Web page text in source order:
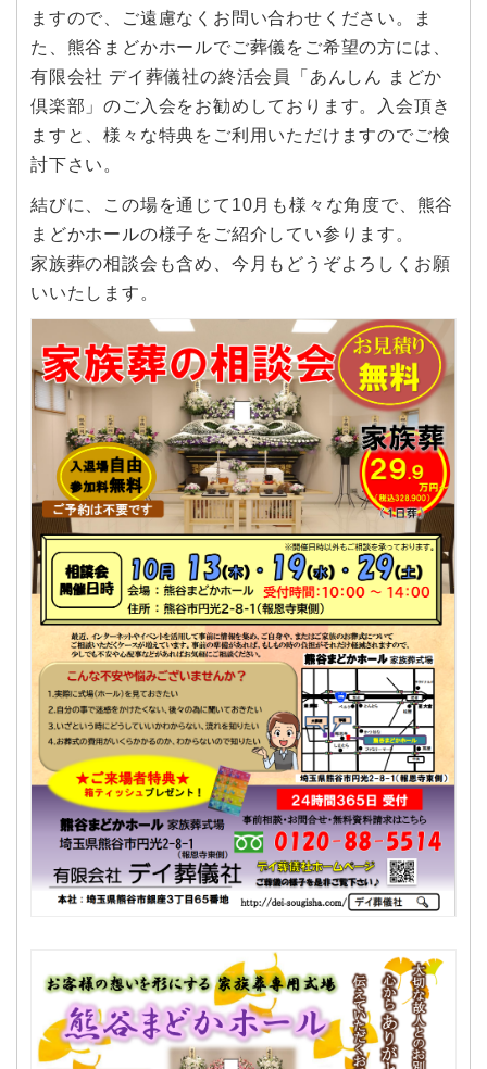
ますので、ご遠慮なくお問い合わせください。ま
た、熊谷まどかホールでご葬儀をご希望の方には、
有限会社 デイ葬儀社の終活会員「あんしん まどか
倶楽部」のご入会をお勧めしております。入会頂き
ますと、様々な特典をご利用いただけますのでご検
討下さい。
結びに、この場を通じて10月も様々な角度で、熊谷
まどかホールの様子をご紹介してい参ります。
家族葬の相談会も含め、今月もどうぞよろしくお願
いいたします。